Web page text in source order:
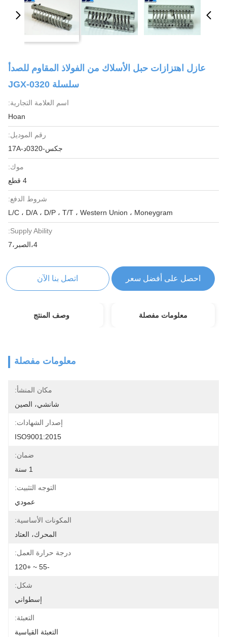
عازل اهتزازات حبل الأسلاك من الفولاذ المقاوم للصدأ
سلسلة JGX-0320
اسم العلامة التجارية:
Hoan
رقم الموديل:
جكس-0320د-17A
موك:
شروط الدفع:
L/C ، D/A ، D/P ، T/T ، Western Union ، Moneygram
Supply Ability:
احصل على أفضل سعر اتصل بنا الآن
معلومات مفصلة وصف المنتج
معلومات مفصلة
مكان المنشأ:
شانشي، الصين
إصدار الشهادات:
ISO9001:2015
ضمان:
التوجه التثبيت:
عمودي
المكونات الأساسية:
المحرك، العتاد
درجة حرارة العمل:
شكل:
إسطواني
التعبئة:
التعبئة القياسية